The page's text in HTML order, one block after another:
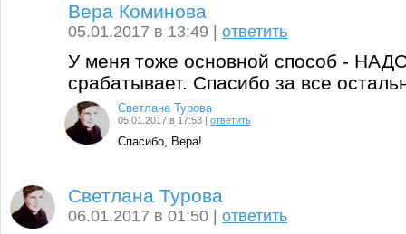
Вера Коминова
05.01.2017 в 13:49 |ответить
У меня тоже основной способ -
срабатывает. Спасибо за все
Светлана Турова
05.01.2017 в 17:53 | ответить
Спасибо, Вера!
Светлана Турова
06.01.2017 в 01:50 |ответить